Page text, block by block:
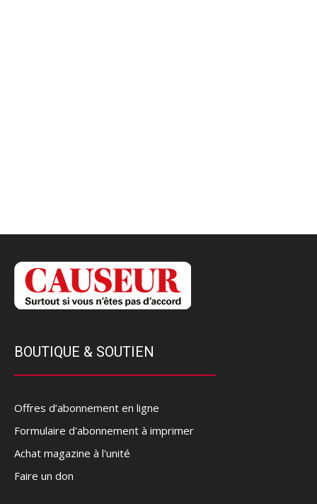
BOUTIQUE & SOUTIEN
Offres d’abonnement en ligne
Formulaire d'abonnement à imprimer
Achat magazine à l'unité
Faire un don